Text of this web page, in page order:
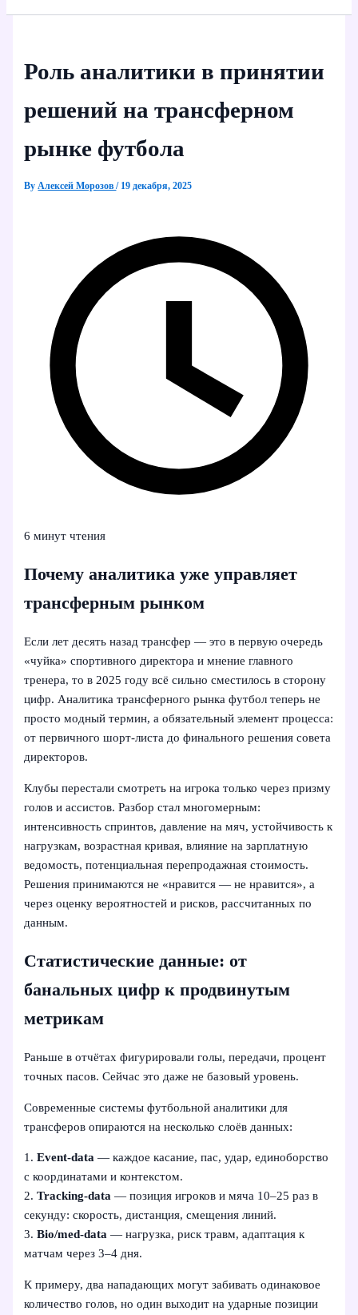
Роль аналитики в принятии
решений на трансферном
рынке футбола
ByАлексей Морозов/ 19 декабря, 2025
6 минут чтения
Почему аналитика уже управляет
трансферным рынком
Если лет десять назад трансфер — это в первую очередь
«чуйка» спортивного директора и мнение главного
тренера, то в 2025 году всё сильно сместилось в сторону
цифр. Аналитика трансферного рынка футбол теперь не
просто модный термин, а обязательный элемент процесса:
от первичного шорт-листа до финального решения совета
директоров.
Клубы перестали смотреть на игрока только через призму
голов и ассистов. Разбор стал многомерным:
интенсивность спринтов, давление на мяч, устойчивость к
нагрузкам, возрастная кривая, влияние на зарплатную
ведомость, потенциальная перепродажная стоимость.
Решения принимаются не «нравится — не нравится», а
через оценку вероятностей и рисков, рассчитанных по
данным.
Статистические данные: от
банальных цифр к продвинутым
метрикам
Раньше в отчётах фигурировали голы, передачи, процент
точных пасов. Сейчас это даже не базовый уровень.
Современные системы футбольной аналитики для
трансферов опираются на несколько слоёв данных:
1.Event-data — каждое касание, пас, удар, единоборство
с координатами и контекстом.
2.Tracking-data — позиция игроков и мяча 10–25 раз в
секунду: скорость, дистанция, смещения линий.
3.Bio/med-data — нагрузка, риск травм, адаптация к
матчам через 3–4 дня.
К примеру, два нападающих могут забивать одинаковое
количество голов, но один выходит на ударные позиции